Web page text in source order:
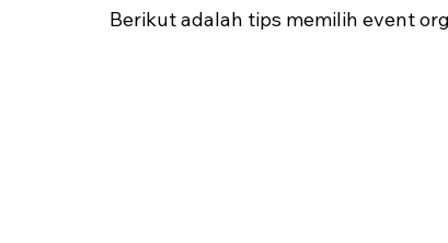
Berikut adalah tips memilih event